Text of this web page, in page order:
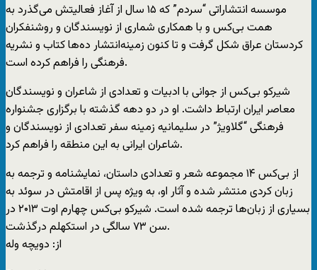
موسسه انتشاراتی “سردم” که ۱۵ سال از آغاز فعالیتش می‌گذرد به
همت بی‌کس و با همکاری شماری از نویسندگان و روشنفکران
کردستان عراق شکل گرفت و تا کنون زمینه‌انتشار ده‌ها کتاب و نشریه
فرهنگی را فراهم کرده است.
شیرکو بی‌کس از جوانی با ادبیات و تعدادی از شاعران و نویسندگان
معاصر ایران ارتباط داشت. او در دو دهه گذشته با برگزاری جشنواره
فرهنگی “گلاویژ” در سلیمانیه زمینه سفر تعدادی از نویسندگان و
شاعران ایرانی به این منطقه را فراهم کرد.
از بی‌کس ۱۴ مجموعه شعر و تعدادی داستان، نمایشنامه و ترجمه به
زبان کردی منتشر شده و آثار او، به ویژه پس از اقامتش در سوئد به
بسیاری از زبان‌ها ترجمه شده است. شیرکو بی‌کس چهارم اوت ۲۰۱۳ در
سن ۷۳ سالگی در استکهلم درگذشت.
از: دويچه وله